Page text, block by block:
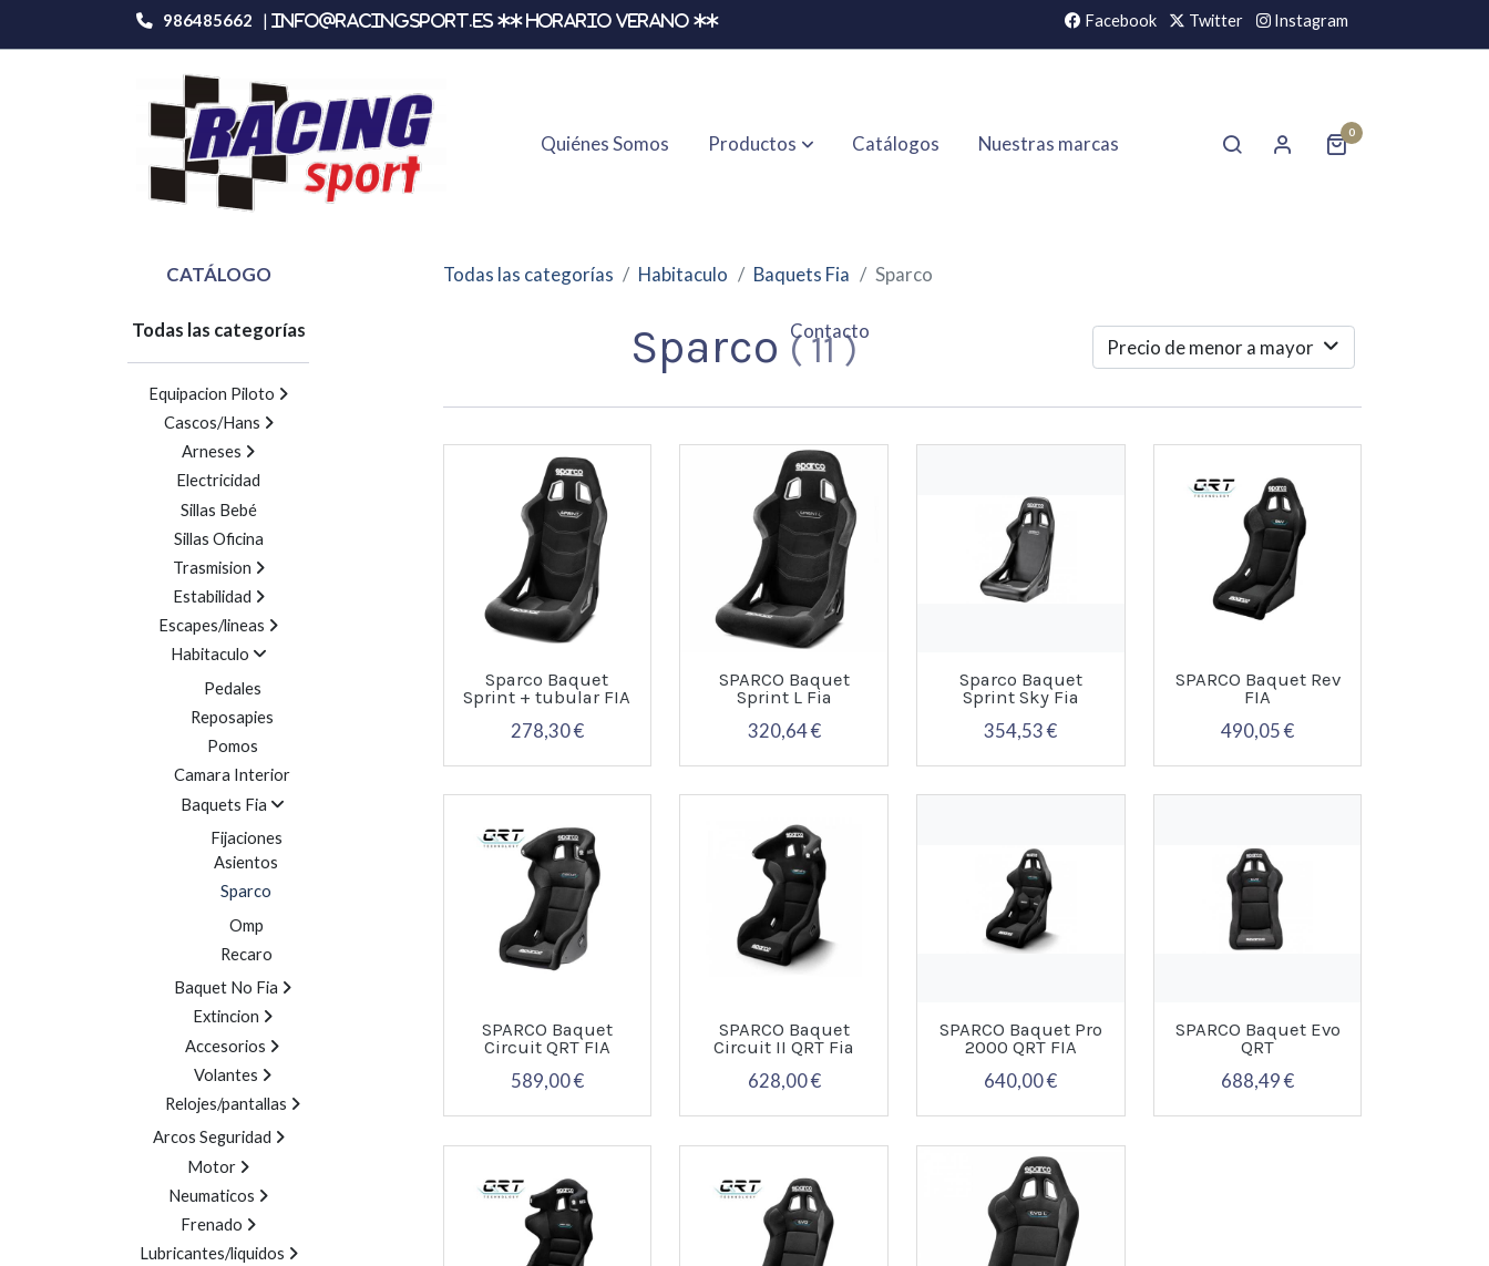
986485662 | info@racingsport.es ** HORARIO VERANO ** Facebook Twitter Instagram
Quiénes Somos Productos Catálogos Nuestras marcas
Contacto
0
CATÁLOGO
Todas las categorías
Equipacion Piloto
Cascos/Hans
Arneses
Electricidad
Sillas Bebé
Sillas Oficina
Trasmision
Estabilidad
Escapes/lineas
Habitaculo
Pedales
Reposapies
Pomos
Camara Interior
Baquets Fia
Fijaciones
Asientos
Sparco
Omp
Recaro
Baquet No Fia
Extincion
Accesorios
Volantes
Relojes/pantallas
Arcos Seguridad
Motor
Neumaticos
Frenado
Lubricantes/liquidos
Todas las categorías Habitaculo Baquets Fia Sparco
Sparco (11) Precio de menor a mayor
Sparco Baquet
Sprint + tubular FIA
278,30 €
SPARCO Baquet
Sprint L Fia
320,64 €
Sparco Baquet
Sprint Sky Fia
354,53 €
SPARCO Baquet Rev
FIA
490,05 €
SPARCO Baquet
Circuit QRT FIA
589,00 €
SPARCO Baquet
Circuit II QRT Fia
628,00 €
SPARCO Baquet Pro
2000 QRT FIA
640,00 €
SPARCO Baquet Evo
QRT
688,49 €